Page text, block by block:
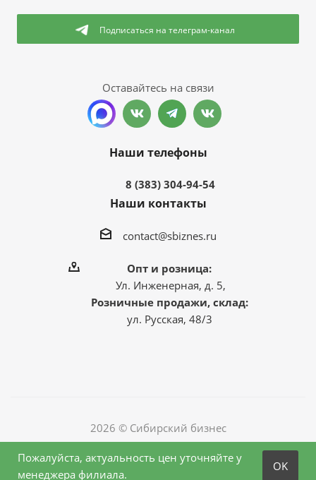
Подписаться на телеграм-канал
Оставайтесь на связи
Наши телефоны
8 (383) 304-94-54
Наши контакты
contact@sbiznes.ru
Опт и розница:
Ул. Инженерная, д. 5,
Розничные продажи, склад:
ул. Русская, 48/3
2026 © Сибирский бизнес
Пожалуйста, актуальность цен уточняйте у
менеджера филиала.
OK